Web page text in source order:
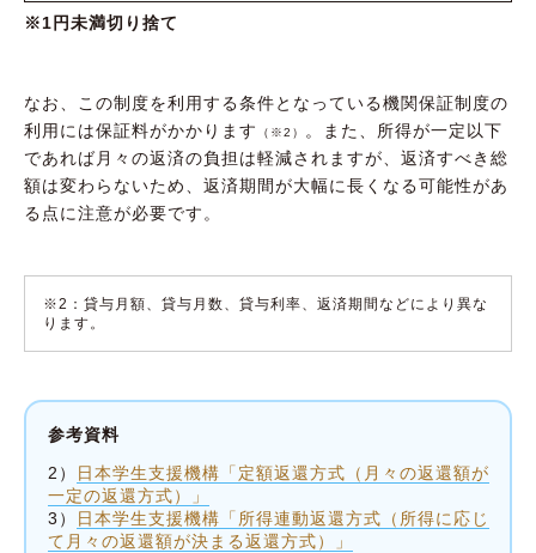
※1円未満切り捨て
なお、この制度を利用する条件となっている機関保証制度の
利用には保証料がかかります
（※2）
。また、所得が一定以下
であれば月々の返済の負担は軽減されますが、返済すべき総
額は変わらないため、返済期間が大幅に長くなる可能性があ
る点に注意が必要です。
※2：貸与月額、貸与月数、貸与利率、返済期間などにより異な
ります。
参考資料
2）
日本学生支援機構「定額返還方式（月々の返還額が
一定の返還方式）」
3）
日本学生支援機構「所得連動返還方式（所得に応じ
て月々の返還額が決まる返還方式）」